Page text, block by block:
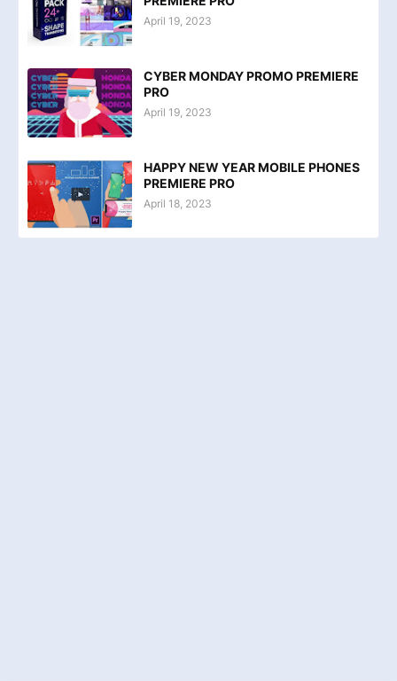
April 19, 2023
CYBER MONDAY PROMO PREMIERE
PRO
April 19, 2023
HAPPY NEW YEAR MOBILE PHONES
PREMIERE PRO
April 18, 2023